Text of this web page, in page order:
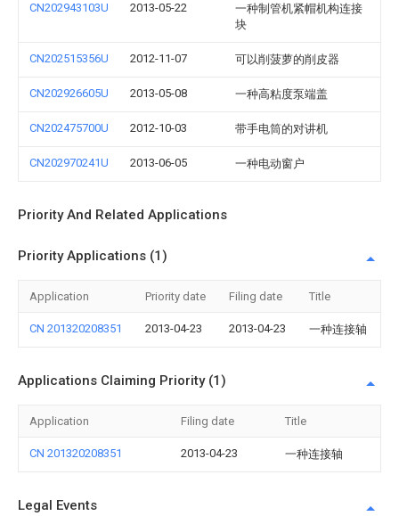
CN202943103U 2013-05-22
一种制管机紧帽机构连接
块
CN202515356U 2012-11-07 可以削菠萝的削皮器
CN202926605U 2013-05-08 一种高粘度泵端盖
CN202475700U 2012-10-03 带手电筒的对讲机
CN202970241U 2013-06-05 一种电动窗户
Priority And Related Applications
Priority Applications (1)
Application Priority date Filing date Title
CN 201320208351 2013-04-23 2013-04-23 一种连接轴
Applications Claiming Priority (1)
Application Filing date Title
CN 201320208351 2013-04-23 一种连接轴
Legal Events